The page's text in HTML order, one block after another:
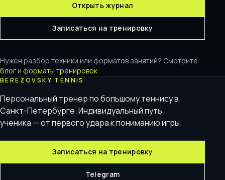
Открыть журнал
Записаться на тренировку
Нужен разбор техники или форматов занятий? Смотрите
блог и форматы тренировок.
BEREZOVSKY TENNIS
Персональный тренер по большому теннису в
Санкт-Петербурге. Индивидуальный путь
ученика — от первого удара к пониманию игры.
Записаться на тренировку
Telegram